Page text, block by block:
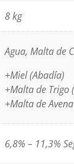
8 kg
Agua, Malta de
+Miel (Abadía)
+Malta de Trigo
+Malta de
6,8% – 11,3%